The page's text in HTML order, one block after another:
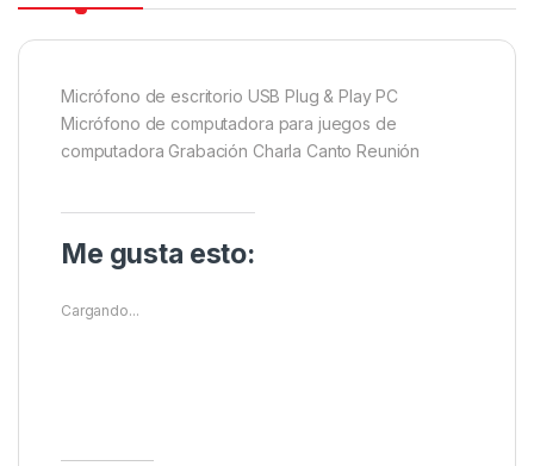
Micrófono de escritorio USB Plug & Play PC
Micrófono de computadora para juegos de
computadora Grabación Charla Canto Reunión
Me gusta esto:
Cargando...